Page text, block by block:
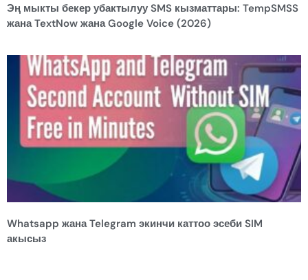
Эң мыкты бекер убактылуу SMS кызматтары: TempSMSS
жана TextNow жана Google Voice (2026)
Whatsapp жана Telegram экинчи каттоо эсеби SIM
акысыз